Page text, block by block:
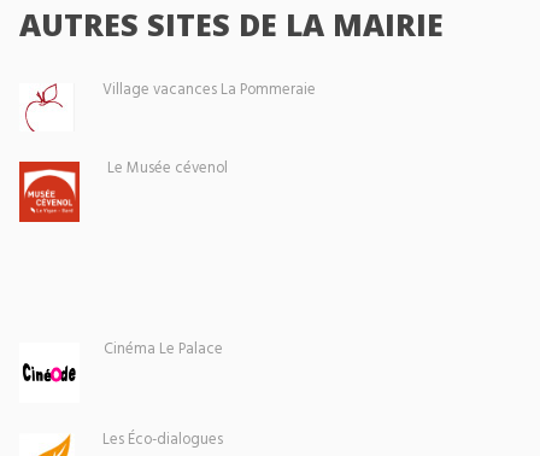
AUTRES SITES DE LA MAIRIE
Village vacances La Pommeraie
Le Musée cévenol
Cinéma Le Palace
Les Éco-dialogues